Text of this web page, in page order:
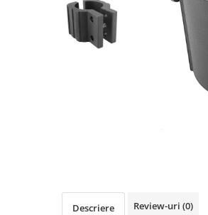
Placute de frana
Manete de frana
https://www.doctortrotineta.ro/lumini
Descriere Review-uri (0)